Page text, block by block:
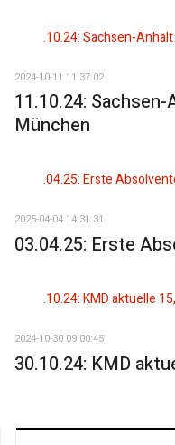
2024-10-11 11:37:02
11.10.24:
München
2025-04-04 14:31:31
03.04.25: Erste
2024-10-30 09:00:45
30.10.24: KMD